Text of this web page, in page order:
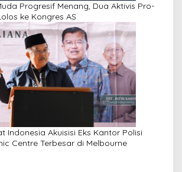
Progresif Menang, Dua Aktivis Pro-
ke Kongres AS
Indonesia Akuisisi Eks Kantor Polisi
Centre Terbesar di Melbourne